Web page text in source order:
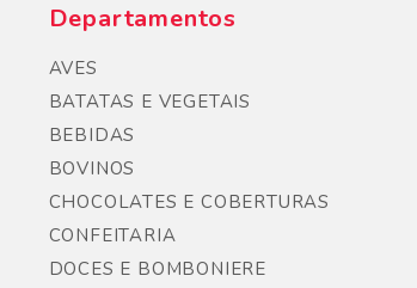
Departamentos
AVES
BATATAS E VEGETAIS
BEBIDAS
BOVINOS
CHOCOLATES E COBERTURAS
CONFEITARIA
DOCES E BOMBONIERE